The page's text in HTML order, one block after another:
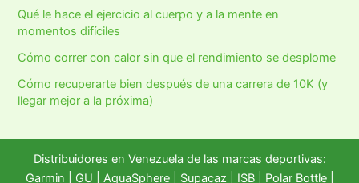
Qué le hace el ejercicio al cuerpo y a la mente en
momentos difíciles
Cómo correr con calor sin que el rendimiento se desplome
Cómo recuperarte bien después de una carrera de 10K (y
llegar mejor a la próxima)
Distribuidores en Venezuela de las marcas deportivas:
Garmin
GU AquaSphere| Supacaz | ISB | Polar Bottle|